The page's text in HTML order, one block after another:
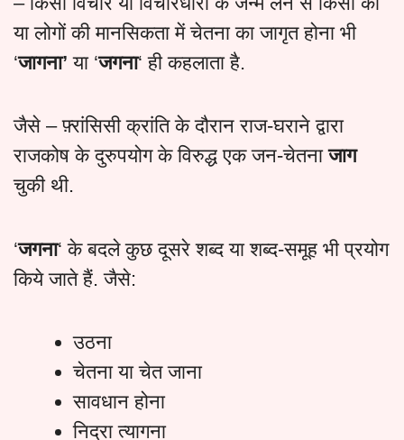
या लोगों की मानसिकता में चेतना का जागृत होना भी
‘जागना’या ‘जगना‘ ही कहलाता है.
जैसे – फ़्रांसिसी क्रांति के दौरान राज-घराने द्वारा
राजकोष के दुरुपयोग के विरुद्ध एक जन-चेतनाजाग
चुकी थी.
‘जगना‘ के बदले कुछ दूसरे शब्द या शब्द-समूह भी प्रयोग
किये जाते हैं. जैसे:
उठना
चेतना या चेत जाना
सावधान होना
निद्रा त्यागना